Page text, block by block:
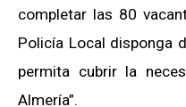
completar las 80
Policía Local disponga
permita cubrir la
Almería”.